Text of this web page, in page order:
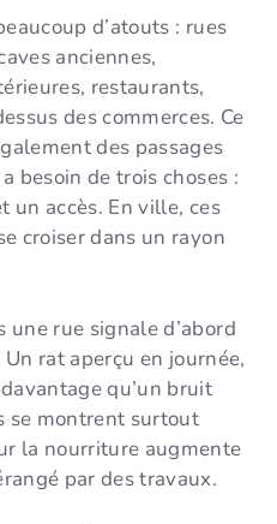
d’atouts : rues
anciennes,
restaurants,
des commerces. Ce
des passages
besoin de trois choses :
un accès. En ville, ces
croiser dans un rayon
une rue signale d’abord
rat aperçu en journée,
qu’un bruit
se montrent surtout
la nourriture augmente
par des travaux.